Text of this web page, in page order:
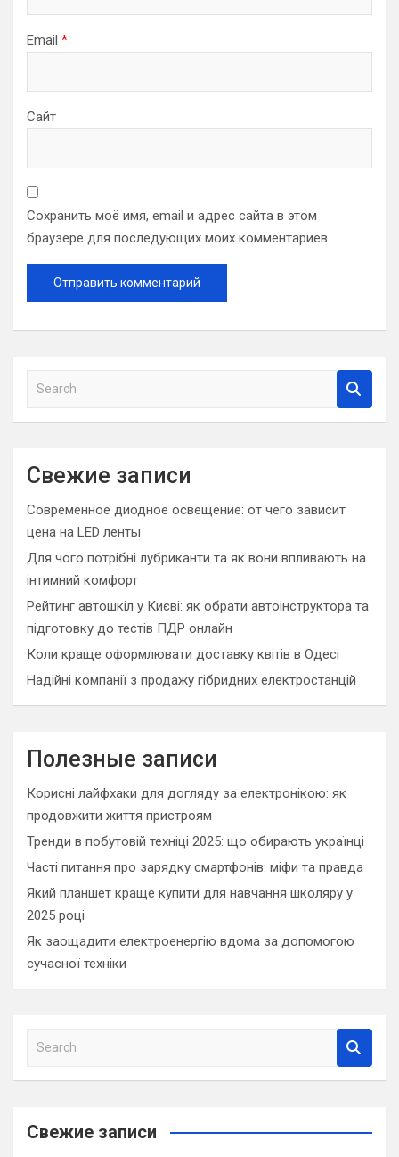
Email *
Сайт
Сохранить моё имя, email и адрес сайта в этом
браузере для последующих моих комментариев.
a
c
Свежие записи
Современное диодное освещение: от чего зависит
цена на LED ленты
Для чого потрібні лубриканти та як вони впливають на
інтимний комфорт
Рейтинг автошкіл у Києві: як обрати автоінструктора та
підготовку до тестів ПДР онлайн
Коли краще оформлювати доставку квітів в Одесі
Надійні компанії з продажу гібридних електростанцій
Полезные записи
Корисні лайфхаки для догляду за електронікою: як
продовжити життя пристроям
Тренди в побутовій техніці 2025: що обирають українці
Часті питання про зарядку смартфонів: міфи та правда
Який планшет краще купити для навчання школяру у
2025 році
Як заощадити електроенергію вдома за допомогою
сучасної техніки
a
c
Свежие записи